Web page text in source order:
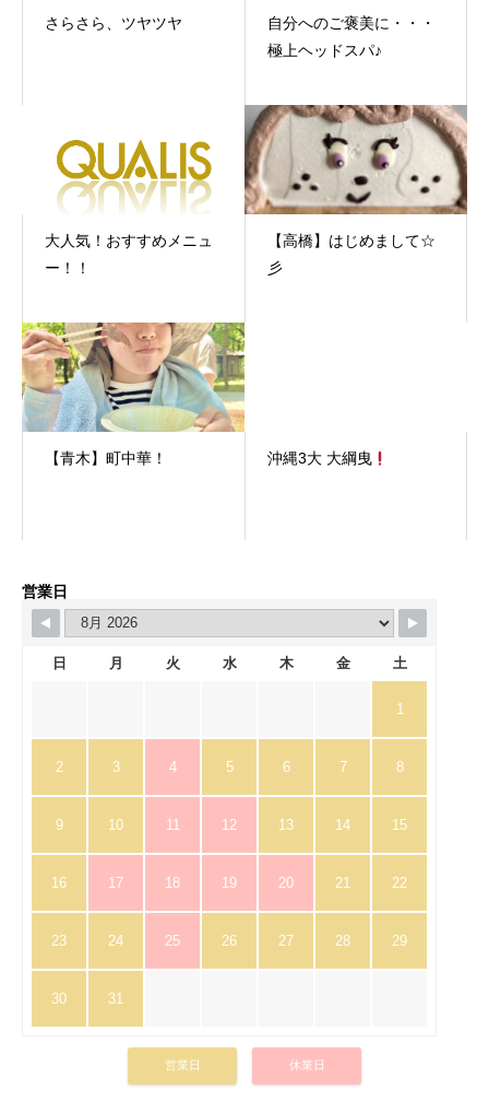
さらさら、ツヤツヤ
自分へのご褒美に・・・
極上ヘッドスパ♪
大人気！おすすめメニュ
ー！！
【高橋】はじめまして☆
彡
【青木】町中華！ 沖縄3大 大綱曳
営業日
日 月 火 水 木 金 土
1
2 3 4 5 6 7 8
9 10 11 12 13 14 15
16 17 18 19 20 21 22
23 24 25 26 27 28 29
30 31
営業日 休業日